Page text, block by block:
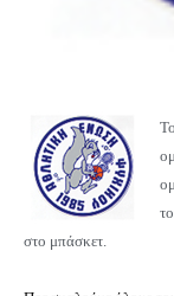
στο μπάσκετ.